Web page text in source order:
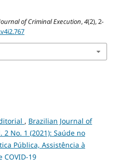
of Criminal Execution,4(2), 2-
, Brazilian Journal of
No. 1 (2021): Saúde no
Pública, Assistência à
COVID-19